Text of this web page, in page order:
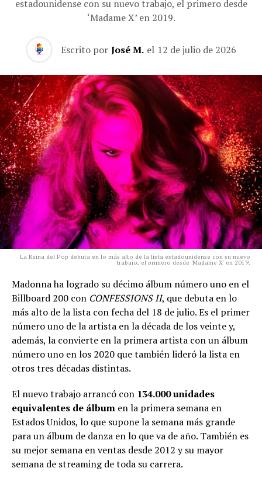
estadounidense con su nuevo trabajo, el primero desde
‘Madame X’ en 2019.
Escrito por José M. el 12 de julio de 2026
La Reina del Pop debuta en lo más alto de la lista estadounidense con su nuevo
trabajo, el primero desde 'Madame X' en 2019.
Madonna ha logrado su décimo álbum número uno en el
Billboard 200 con CONFESSIONS II, que debuta en lo
más alto de la lista con fecha del 18 de julio. Es el primer
número uno de la artista en la década de los veinte y,
además, la convierte en la primera artista con un álbum
número uno en los 2020 que también lideró la lista en
otros tres décadas distintas.
El nuevo trabajo arrancó con 134.000 unidades
equivalentes de álbum en la primera semana en
Estados Unidos, lo que supone la semana más grande
para un álbum de danza en lo que va de año. También es
su mejor semana en ventas desde 2012 y su mayor
semana de streaming de toda su carrera.